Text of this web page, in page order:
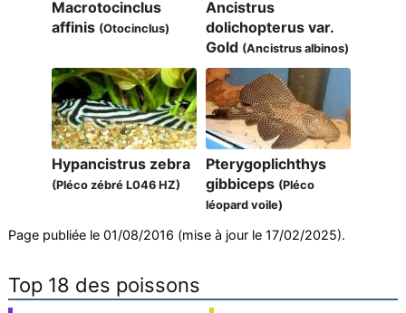
Macrotocinclus
affinis (Otocinclus)
Ancistrus
dolichopterus var.
Gold (Ancistrus albinos)
Hypancistrus zebra
(Pléco zébré L046 HZ)
Pterygoplichthys
gibbiceps (Pléco
léopard voile)
Page publiée le 01/08/2016 (mise à jour le 17/02/2025).
Top 18 des poissons